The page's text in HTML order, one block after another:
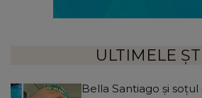
ULTIMELE
Bella Santiago și